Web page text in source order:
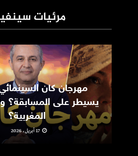
مرئيات
يسيطر على المسابقة؟
المغربية؟
17 أبريل، 2026